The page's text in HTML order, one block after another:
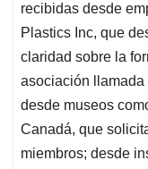
recibidas desde
Plastics Inc, que
claridad sobre la
asociación llamada
desde museos
Canadá, que
miembros; desde